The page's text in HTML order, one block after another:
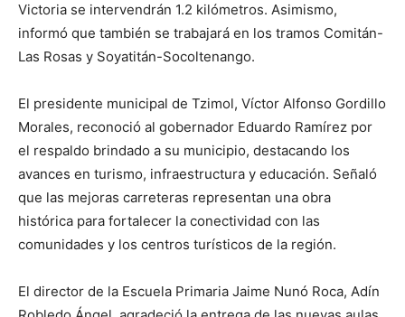
Victoria se intervendrán 1.2 kilómetros. Asimismo,
informó que también se trabajará en los tramos Comitán-
Las Rosas y Soyatitán-Socoltenango.
El presidente municipal de Tzimol, Víctor Alfonso Gordillo
Morales, reconoció al gobernador Eduardo Ramírez por
el respaldo brindado a su municipio, destacando los
avances en turismo, infraestructura y educación. Señaló
que las mejoras carreteras representan una obra
histórica para fortalecer la conectividad con las
comunidades y los centros turísticos de la región.
El director de la Escuela Primaria Jaime Nunó Roca, Adín